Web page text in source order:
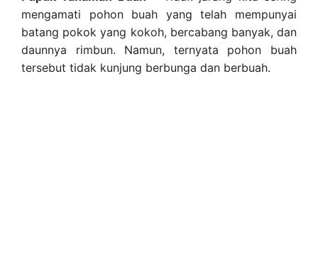
mengamati pohon buah yang telah mempunyai
batang pokok yang kokoh, bercabang banyak, dan
daunnya rimbun. Namun, ternyata pohon buah
tersebut tidak kunjung berbunga dan berbuah.